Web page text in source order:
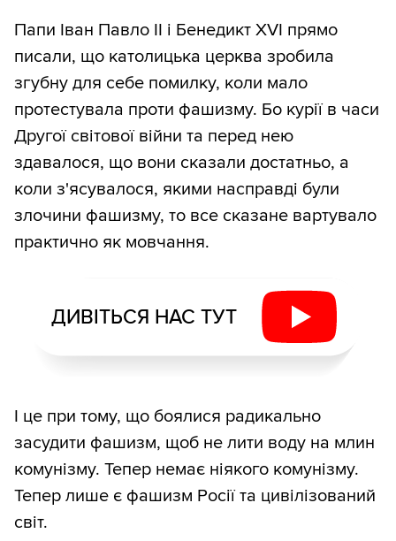
Папи Іван Павло ІІ і Бенедикт XVI прямо
писали, що католицька церква зробила
згубну для себе помилку, коли мало
протестувала проти фашизму. Бо курії в часи
Другої світової війни та перед нею
здавалося, що вони сказали достатньо, а
коли з'ясувалося, якими насправді були
злочини фашизму, то все сказане вартувало
практично як мовчання.
ДИВІТЬСЯ НАС ТУТ
І це при тому, що боялися радикально
засудити фашизм, щоб не лити воду на млин
комунізму. Тепер немає ніякого комунізму.
Тепер лише є фашизм Росії та цивілізований
світ.